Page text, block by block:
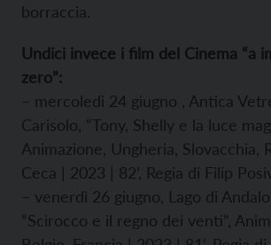
borraccia.
Undici invece i film del Cinema “a
zero”:
– mercoledì 24 giugno , Antica
Carisolo, “Tony, Shelly e la luce
Animazione, Ungheria, Slovacchia,
Ceca | 2023 | 82’, Regia di Filip
– venerdì 26 giugno, Lago di
“Scirocco e il regno dei venti”,